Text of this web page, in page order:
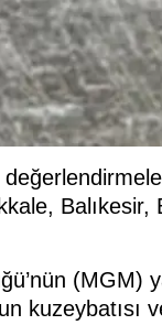
(MGM)
kuzeybatısı